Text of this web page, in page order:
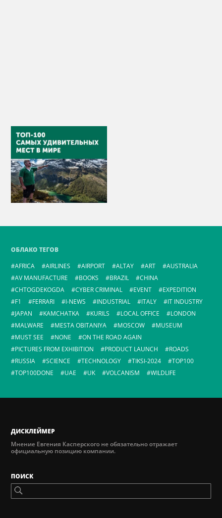
ОБЛАКО ТЕГОВ
AFRICA
AIRLINES AIRPORT ALTAY ART
AUSTRALIA
AV MANUFACTURE
BOOKS BRAZIL
CHINA
CHTOGDEKOGDA
CYBER CRIMINAL EVENT
EXPEDITION
F1
FERRARI I-NEWS INDUSTRIAL ITALY
IT INDUSTRY
JAPAN
KAMCHATKA KURILS LOCAL OFFICE
LONDON
MALWARE
MESTA OBITANIYA MOSCOW
MUSEUM
MUST SEE
NONE
ON THE ROAD AGAIN
PICTURES FROM EXHIBITION
PRODUCT LAUNCH
ROADS
RUSSIA
SCIENCE TECHNOLOGY TIKSI-2024
TOP100
TOP100DONE
UAE UK VOLCANISM WILDLIFE
ДИСКЛЕЙМЕР
Мнение Евгения Касперского не обязательно отражает
официальную позицию компании.
ПОИСК